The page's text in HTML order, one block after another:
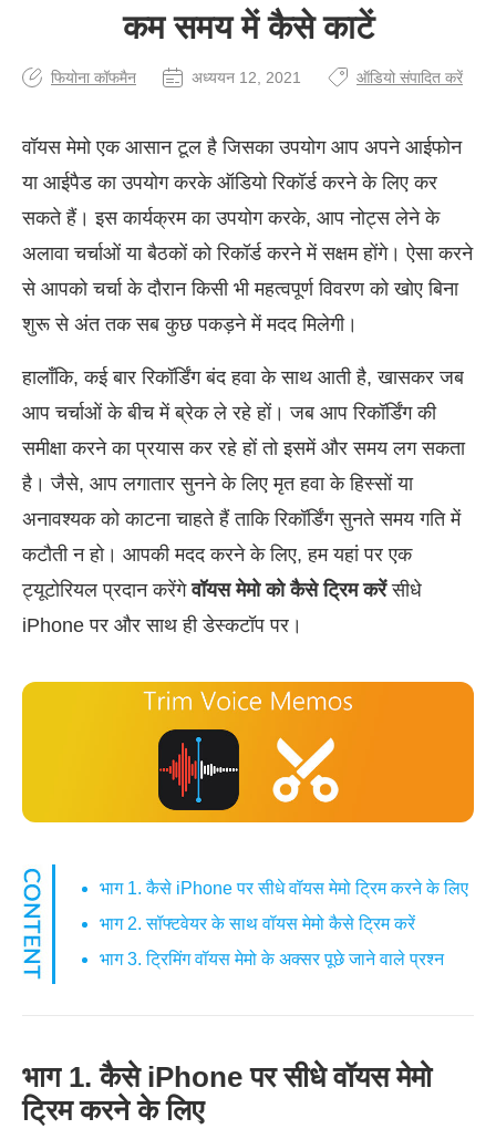
कम समय में कैसे काटें
फियोना कॉफमैन अध्ययन 12, 2021 ऑडियो संपादित करें
वॉयस मेमो एक आसान टूल है जिसका उपयोग आप अपने आईफोन
या आईपैड का उपयोग करके ऑडियो रिकॉर्ड करने के लिए कर
सकते हैं। इस कार्यक्रम का उपयोग करके, आप नोट्स लेने के
अलावा चर्चाओं या बैठकों को रिकॉर्ड करने में सक्षम होंगे। ऐसा करने
से आपको चर्चा के दौरान किसी भी महत्वपूर्ण विवरण को खोए बिना
शुरू से अंत तक सब कुछ पकड़ने में मदद मिलेगी।
हालाँकि, कई बार रिकॉर्डिंग बंद हवा के साथ आती है, खासकर जब
आप चर्चाओं के बीच में ब्रेक ले रहे हों। जब आप रिकॉर्डिंग की
समीक्षा करने का प्रयास कर रहे हों तो इसमें और समय लग सकता
है। जैसे, आप लगातार सुनने के लिए मृत हवा के हिस्सों या
अनावश्यक को काटना चाहते हैं ताकि रिकॉर्डिंग सुनते समय गति में
कटौती न हो। आपकी मदद करने के लिए, हम यहां पर एक
ट्यूटोरियल प्रदान करेंगेवॉयस मेमो को कैसे ट्रिम करेंसीधे
iPhone पर और साथ ही डेस्कटॉप पर।
भाग 1. कैसे iPhone पर सीधे वॉयस मेमो ट्रिम करने के लिए
भाग 2. सॉफ्टवेयर के साथ वॉयस मेमो कैसे ट्रिम करें
भाग 3. ट्रिमिंग वॉयस मेमो के अक्सर पूछे जाने वाले प्रश्न
भाग 1. कैसे iPhone पर सीधे वॉयस मेमो
ट्रिम करने के लिए